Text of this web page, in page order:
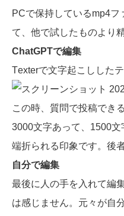
PCで保持しているmp4
て、他で試したものより
ChatGPTで編集
Texterで文字起こしした
この時、質問で投稿でき
3000文字あって、1500
端折られる印象です。後
自分で編集
最後に人の手を入れて編
は感じません。元々が自